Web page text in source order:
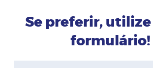
Se preferir, utilize
formulário!